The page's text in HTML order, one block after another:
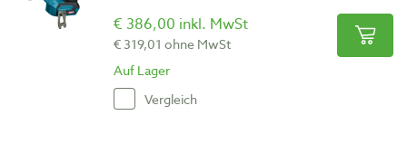
€ 386,00 inkl. MwSt
€ 319,01 ohne MwSt
Auf Lager
Vergleich